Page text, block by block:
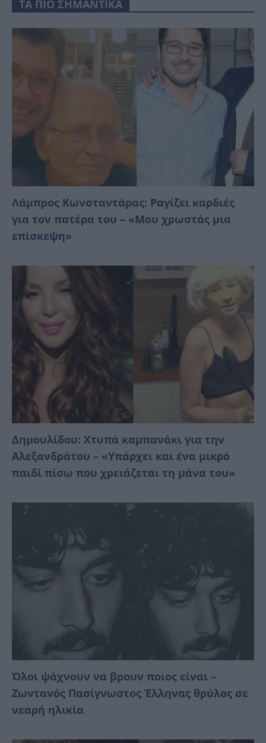
ΤΑ ΠΙΟ ΣΗΜΑΝΤΙΚΑ
Λάμπρος Κωνσταντάρας: Ραγίζει καρδιές
για τον πατέρα του – «Μου χρωστάς μια
επίσκεψη»
Δημουλίδου: Χτυπά καμπανάκι για την
Αλεξανδράτου – «Υπάρχει και ένα μικρό
παιδί πίσω που χρειάζεται τη μάνα του»
Όλοι ψάχνουν να βρουν ποιος είναι –
Ζωντανός Πασίγνωστος Έλληνας θρύλος σε
νεαρή ηλικία